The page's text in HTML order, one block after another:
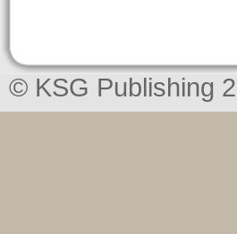
© KSG Publishing